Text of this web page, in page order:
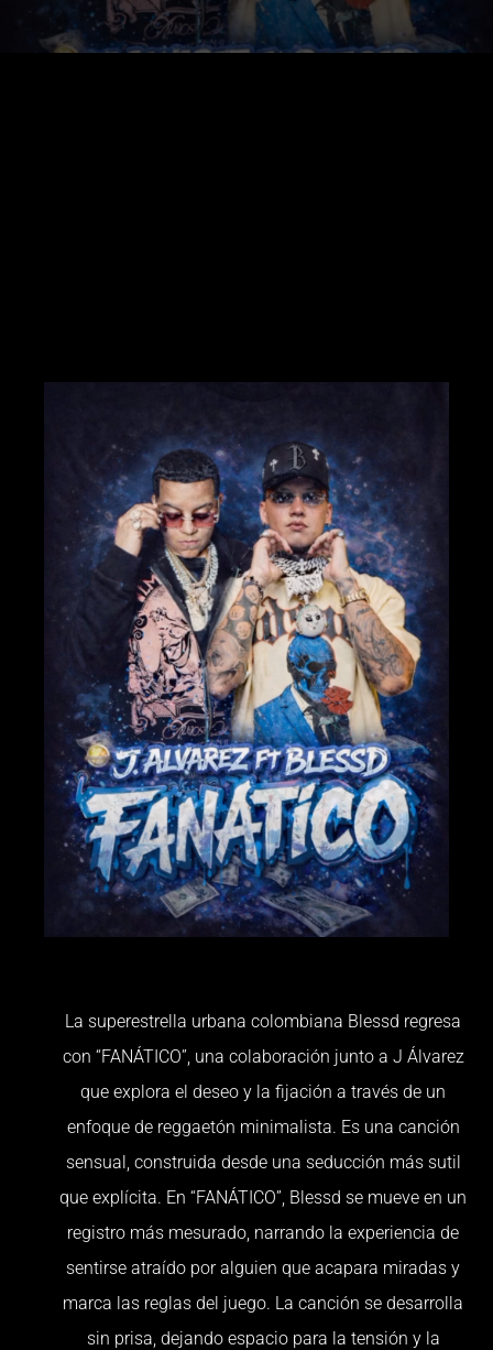
La superestrella urbana colombiana Blessd regresa
con “FANÁTICO”, una colaboración junto a J Álvarez
que explora el deseo y la fijación a través de un
enfoque de reggaetón minimalista. Es una canción
sensual, construida desde una seducción más sutil
que explícita. En “FANÁTICO”, Blessd se mueve en un
registro más mesurado, narrando la experiencia de
sentirse atraído por alguien que acapara miradas y
marca las reglas del juego. La canción se desarrolla
sin prisa, dejando espacio para la tensión y la